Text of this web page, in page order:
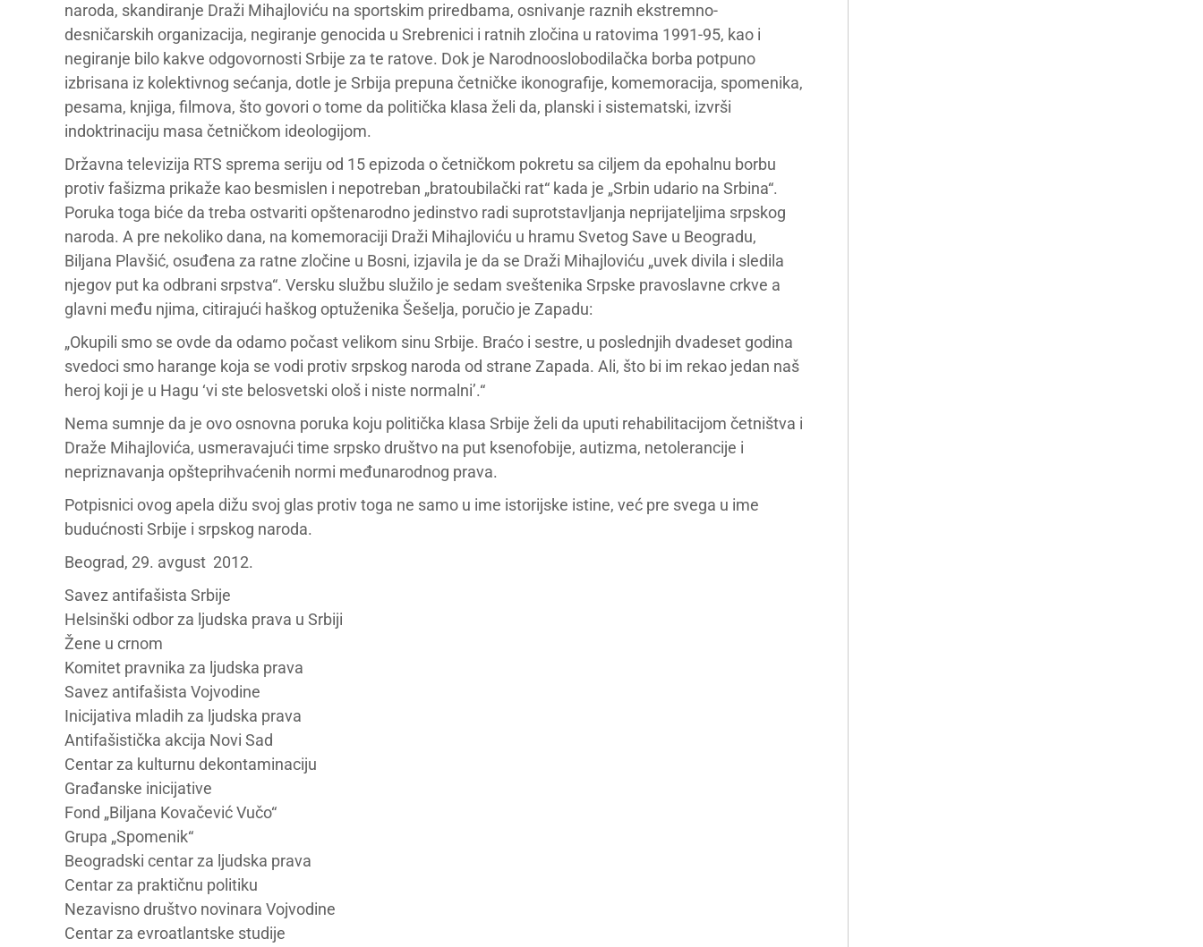
naroda, skandiranje Draži Mihajloviću na sportskim priredbama, osnivanje raznih ekstremno-
desničarskih organizacija, negiranje genocida u Srebrenici i ratnih zločina u ratovima 1991-95, kao i
negiranje bilo kakve odgovornosti Srbije za te ratove. Dok je Narodnooslobodilačka borba potpuno
izbrisana iz kolektivnog sećanja, dotle je Srbija prepuna četničke ikonografije, komemoracija, spomenika,
pesama, knjiga, filmova, što govori o tome da politička klasa želi da, planski i sistematski, izvrši
indoktrinaciju masa četničkom ideologijom.
Državna televizija RTS sprema seriju od 15 epizoda o četničkom pokretu sa ciljem da epohalnu borbu
protiv fašizma prikaže kao besmislen i nepotreban „bratoubilački rat“ kada je „Srbin udario na Srbina“.
Poruka toga biće da treba ostvariti opštenarodno jedinstvo radi suprotstavljanja neprijateljima srpskog
naroda. A pre nekoliko dana, na komemoraciji Draži Mihajloviću u hramu Svetog Save u Beogradu,
Biljana Plavšić, osuđena za ratne zločine u Bosni, izjavila je da se Draži Mihajloviću „uvek divila i sledila
njegov put ka odbrani srpstva“. Versku službu služilo je sedam sveštenika Srpske pravoslavne crkve a
glavni među njima, citirajući haškog optuženika Šešelja, poručio je Zapadu:
„Okupili smo se ovde da odamo počast velikom sinu Srbije. Braćo i sestre, u poslednjih dvadeset godina
svedoci smo harange koja se vodi protiv srpskog naroda od strane Zapada. Ali, što bi im rekao jedan naš
heroj koji je u Hagu ‘vi ste belosvetski ološ i niste normalni’.“
Nema sumnje da je ovo osnovna poruka koju politička klasa Srbije želi da uputi rehabilitacijom četništva i
Draže Mihajlovića, usmeravajući time srpsko društvo na put ksenofobije, autizma, netolerancije i
nepriznavanja opšteprihvaćenih normi međunarodnog prava.
Potpisnici ovog apela dižu svoj glas protiv toga ne samo u ime istorijske istine, već pre svega u ime
budućnosti Srbije i srpskog naroda.
Beograd, 29. avgust 2012.
Savez antifašista Srbije
Helsinški odbor za ljudska prava u Srbiji
Žene u crnom
Komitet pravnika za ljudska prava
Savez antifašista Vojvodine
Inicijativa mladih za ljudska prava
Antifašistička akcija Novi Sad
Centar za kulturnu dekontaminaciju
Građanske inicijative
Fond „Biljana Kovačević Vučo“
Grupa „Spomenik“
Beogradski centar za ljudska prava
Centar za praktičnu politiku
Nezavisno društvo novinara Vojvodine
Centar za evroatlantske studije